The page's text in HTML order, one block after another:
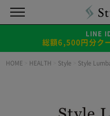
LINE
総額6,500円分ク
HOME HEALTH Style Style